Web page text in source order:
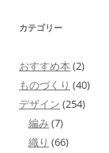
カテゴリー
おすすめ本 (2)
ものづくり (40)
デザイン (254)
編み (7)
織り (66)